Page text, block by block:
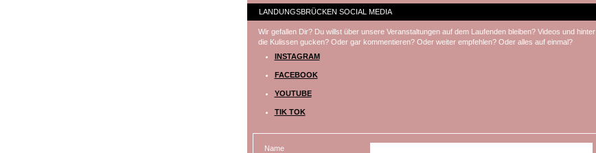
LANDUNGSBRÜCKEN SOCIAL MEDIA
Wir gefallen Dir? Du willst über unsere Veranstaltungen auf dem Laufenden bleiben? Videos und hinter
die Kulissen gucken? Oder gar kommentieren? Oder weiter empfehlen? Oder alles auf einmal?
INSTAGRAM
FACEBOOK
YOUTUBE
TIK TOK
Name